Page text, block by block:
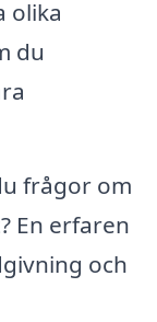
olika
du
frågor om
En erfaren
och